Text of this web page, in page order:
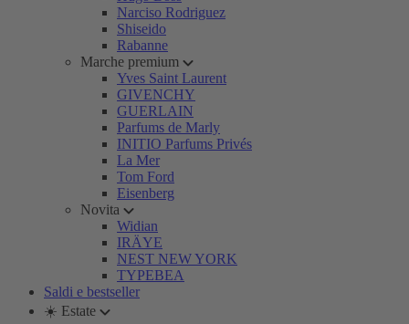
Narciso Rodriguez
Shiseido
Rabanne
Marche premium
Yves Saint Laurent
GIVENCHY
GUERLAIN
Parfums de Marly
INITIO Parfums Privés
La Mer
Tom Ford
Eisenberg
Novita
Widian
IRÄYE
NEST NEW YORK
TYPEBEA
Saldi e bestseller
☀️ Estate